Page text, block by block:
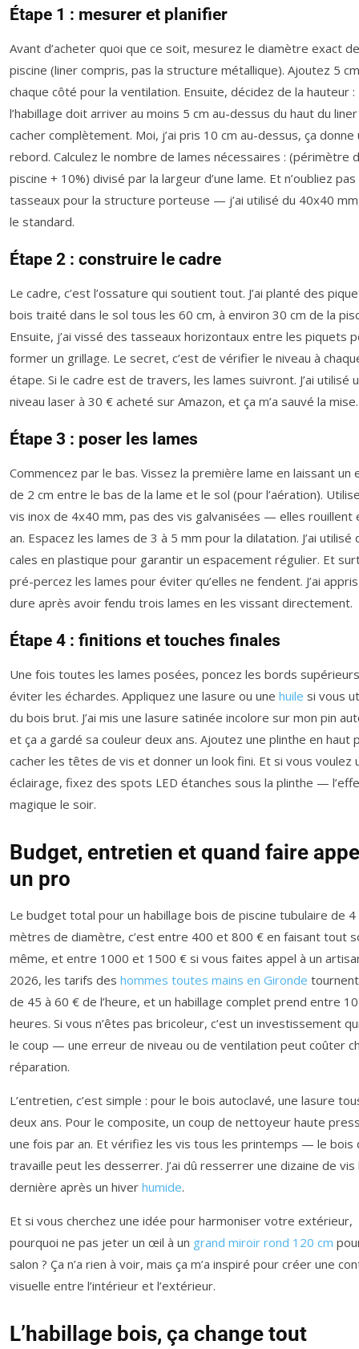
Étape 1 : mesurer et planifier
Avant d’acheter quoi que ce soit, mesurez le diamètre exact
piscine (liner compris, pas la structure métallique). Ajoutez 5
chaque côté pour la ventilation. Ensuite, décidez de la hauteur :
l’habillage doit arriver au moins 5 cm au-dessus du haut du
cacher complètement. Moi, j’ai pris 10 cm au-dessus, ça donne
rebord. Calculez le nombre de lames nécessaires : (périmètre
piscine + 10%) divisé par la largeur d’une lame. Et n’oubliez
tasseaux pour la structure porteuse — j’ai utilisé du 40x40
le standard.
Étape 2 : construire le cadre
Le cadre, c’est l’ossature qui soutient tout. J’ai planté des
bois traité dans le sol tous les 60 cm, à environ 30 cm de la
Ensuite, j’ai vissé des tasseaux horizontaux entre les piquets
former un grillage. Le secret, c’est de vérifier le niveau à
étape. Si le cadre est de travers, les lames suivront. J’ai utilisé
niveau laser à 30 € acheté sur Amazon, et ça m’a sauvé la mise.
Étape 3 : poser les lames
Commencez par le bas. Vissez la première lame en laissant un
de 2 cm entre le bas de la lame et le sol (pour l’aération).
vis inox de 4x40 mm, pas des vis galvanisées — elles rouillent
an. Espacez les lames de 3 à 5 mm pour la dilatation. J’ai utilisé
cales en plastique pour garantir un espacement régulier. Et
pré-percez les lames pour éviter qu’elles ne fendent. J’ai
dure après avoir fendu trois lames en les vissant directement.
Étape 4 : finitions et touches finales
Une fois toutes les lames posées, poncez les bords
éviter les échardes. Appliquez une lasure ou une huile si vous
du bois brut. J’ai mis une lasure satinée incolore sur mon pin
et ça a gardé sa couleur deux ans. Ajoutez une plinthe en haut
cacher les têtes de vis et donner un look fini. Et si vous voulez
éclairage, fixez des spots LED étanches sous la plinthe —
magique le soir.
Budget, entretien et quand faire
un pro
Le budget total pour un habillage bois de piscine tubulaire de 4
mètres de diamètre, c’est entre 400 et 800 € en faisant tout
même, et entre 1000 et 1500 € si vous faites appel à un
2026, les tarifs des hommes toutes mains en Gironde
de 45 à 60 € de l’heure, et un habillage complet prend entre
heures. Si vous n’êtes pas bricoleur, c’est un investissement
le coup — une erreur de niveau ou de ventilation peut coûter
réparation.
L’entretien, c’est simple : pour le bois autoclavé, une lasure
deux ans. Pour le composite, un coup de nettoyeur haute
une fois par an. Et vérifiez les vis tous les printemps — le bois
travaille peut les desserrer. J’ai dû resserrer une dizaine de vis
dernière après un hiver humide.
Et si vous cherchez une idée pour harmoniser votre extérieur,
pourquoi ne pas jeter un œil à un grand miroir rond 120 cm
salon ? Ça n’a rien à voir, mais ça m’a inspiré pour créer une
visuelle entre l’intérieur et l’extérieur.
L’habillage bois, ça change tout